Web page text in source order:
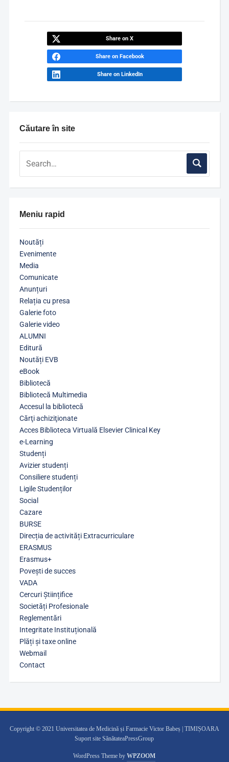
Căutare în site
Meniu rapid
Noutăți
Evenimente
Media
Comunicate
Anunțuri
Relația cu presa
Galerie foto
Galerie video
ALUMNI
Editură
Noutăți EVB
eBook
Bibliotecă
Bibliotecă Multimedia
Accesul la bibliotecă
Cărţi achiziţionate
Acces Biblioteca Virtuală Elsevier Clinical Key
e-Learning
Studenți
Avizier studenți
Consiliere studenți
Ligile Studenților
Social
Cazare
BURSE
Direcția de activități Extracurriculare
ERASMUS
Erasmus+
Povești de succes
VADA
Cercuri Științifice
Societăți Profesionale
Reglementări
Integritate Instituțională
Plăți și taxe online
Webmail
Contact
Share on X
Share on Facebook
Share on LinkedIn
Copyright © 2021 Universitatea de Medicină și Farmacie Victor Babeș | TIMIȘOARA
Suport site SănătateaPressGroup
WordPress Theme byWPZOOM